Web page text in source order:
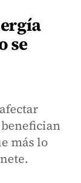
se
más lo